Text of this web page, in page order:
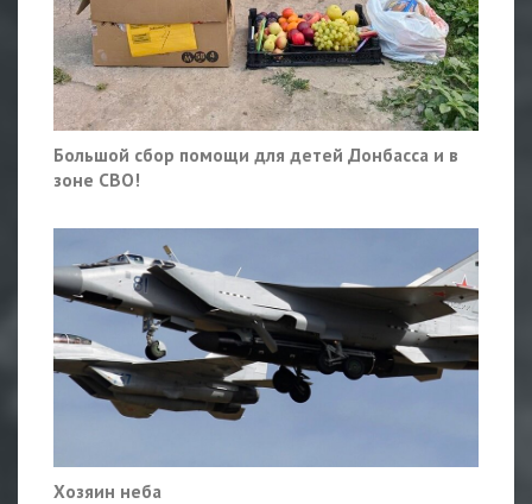
Большой сбор помощи для детей Донбасса и в
зоне СВО!
Хозяин неба